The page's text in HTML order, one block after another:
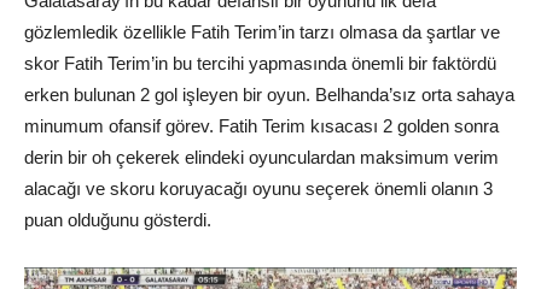
gözlemledik özellikle Fatih Terim’in tarzı olmasa da şartlar ve
skor Fatih Terim’in bu tercihi yapmasında önemli bir faktördü
erken bulunan 2 gol işleyen bir oyun. Belhanda’sız orta sahaya
minumum ofansif görev. Fatih Terim kısacası 2 golden sonra
derin bir oh çekerek elindeki oyunculardan maksimum verim
alacağı ve skoru koruyacağı oyunu seçerek önemli olanın 3
puan olduğunu gösterdi.